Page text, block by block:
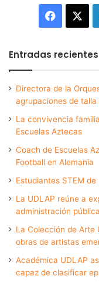
Entradas recientes
Directora de la
agrupaciones de
La convivencia
Escuelas Aztecas
Coach de Escuelas
Football en Alemania
Estudiantes STEM
La UDLAP reúne a
administración
La Colección de Arte
obras de artistas
Académica UDLAP
capaz de clasificar